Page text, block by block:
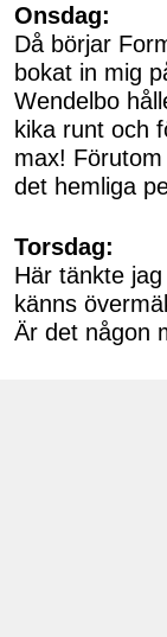
Onsdag:
Då börjar
bokat in mig
Wendelbo
kika runt och
max!
det hemliga
Torsdag:
Här tänkte
känns
Är det någon